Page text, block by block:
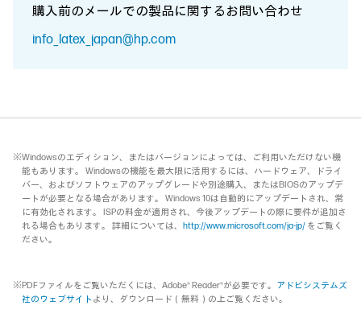
購入前のメールでの製品に関する お問い合わせ
info_latex_japan@hp.com
※Windowsのエディション、またはバージョンによっては、ご利用いただけない機
能もあります。 Windowsの機能を最大限に活用するには、ハードウェア、ドライ
バー、およびソフトウェアのアップグレードや別途購入、またはBIOSのアップデ
ートが必要となる場合があります。 Windows 10は自動的にアップデートされ、常
に有効化されます。 ISPの料金が適用され、今後アップデートの際に要件が追加さ
れる場合もあります。 詳細については、 http://www.microsoft.com/ja-jp/ をご覧く
ださい。
※PDFファイルをご覧いただくには、Adobe® Reader®が必要です。 アドビシステムズ
社のウェブサイト より、ダウンロード（無料）の上ご覧ください。